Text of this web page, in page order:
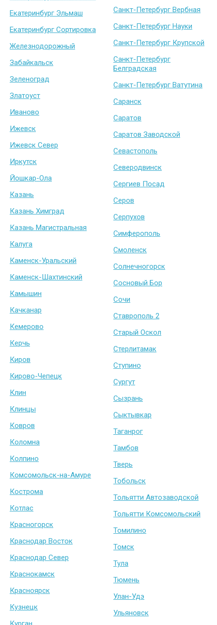
Екатеринбург Эльмаш
Екатеринбург Сортировка
Железнодорожный
Забайкальск
Зеленоград
Златоуст
Иваново
Ижевск
Ижевск Север
Иркутск
Йошкар-Ола
Казань
Казань Химград
Казань Магистральная
Калуга
Каменск-Уральский
Каменск-Шахтинский
Камышин
Качканар
Кемерово
Керчь
Киров
Кирово-Чепецк
Клин
Клинцы
Ковров
Коломна
Колпино
Комсомольск-на-Амуре
Кострома
Котлас
Красногорск
Краснодар Восток
Краснодар Север
Краснокамск
Красноярск
Кузнецк
Санкт-Петербург Вербная
Санкт-Петербург Науки
Санкт-Петербург Крупской
Санкт-Петербург
Белградская
Санкт-Петербург Ватутина
Саранск
Саратов
Саратов Заводской
Севастополь
Северодвинск
Сергиев Посад
Серов
Серпухов
Симферополь
Смоленск
Солнечногорск
Сосновый Бор
Сочи
Ставрополь 2
Старый Оскол
Стерлитамак
Ступино
Сургут
Сызрань
Сыктывкар
Таганрог
Тамбов
Тверь
Тобольск
Тольятти Автозаводской
Тольятти Комсомольский
Томилино
Томск
Тула
Тюмень
Улан-Удэ
Ульяновск